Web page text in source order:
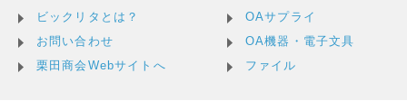
ビックリタとは？
お問い合わせ
栗田商会Webサイトへ
OAサプライ
OA機器・電子文具
ファイル